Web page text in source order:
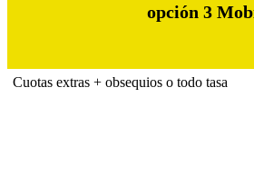
opción 3
Cuotas extras + obsequios o todo tasa